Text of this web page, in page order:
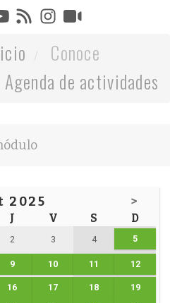
Conoce
Agenda de actividades
2025 >
J V S D
2 3 4 5
9 10 11 12
16 17 18 19